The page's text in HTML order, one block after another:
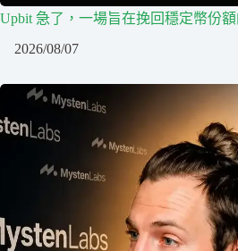
Upbit 急了，一場旨在挽回穩定幣份
2026/08/07